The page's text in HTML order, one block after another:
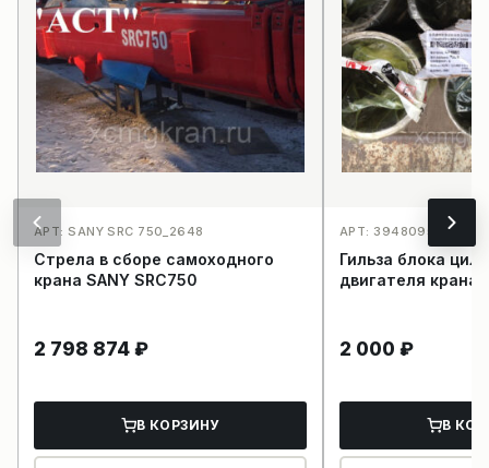
АРТ: SANY SRC 750_2648
Стрела в сборе самоходного
крана SANY SRC750
2 798 874 ₽
В КОРЗИНУ
АРТ: 3948095_2652
Гильза блока
двигателя крана
2 000 ₽
В